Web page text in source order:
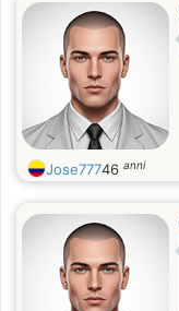
Jose77746 anni